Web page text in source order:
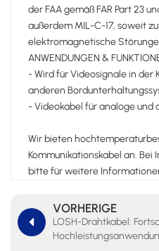
der FAA gemäß FAR Part 23
außerdem MIL-C-17, soweit
elektromagnetische
ANWENDUNGEN &
- Wird für Videosignale in der
anderen
- Videokabel für analoge und
Wir bieten
Kommunikationskabel an.
bitte für weitere
VORHERIGE
LOSH-Drahtkabel: